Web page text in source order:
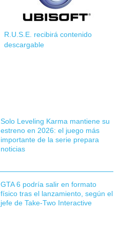
R.U.S.E. recibirá contenido
descargable
Solo Leveling Karma mantiene su
estreno en 2026: el juego más
importante de la serie prepara
noticias
GTA 6 podría salir en formato
físico tras el lanzamiento, según el
jefe de Take-Two Interactive